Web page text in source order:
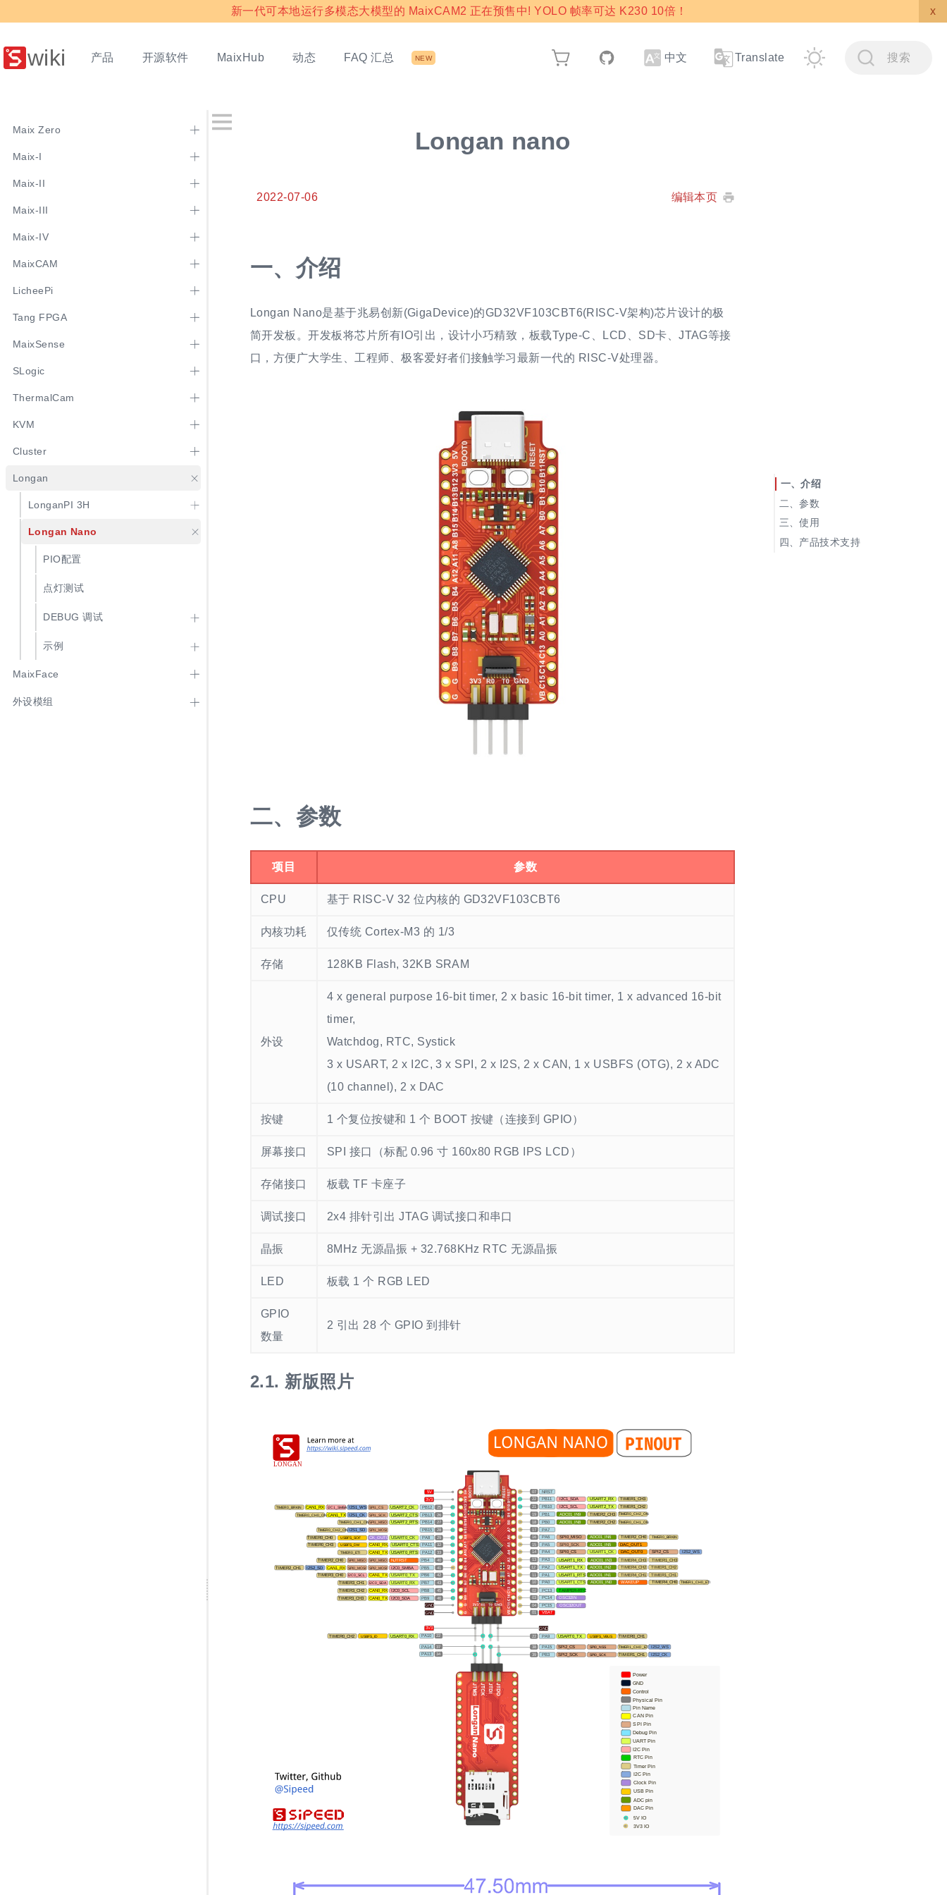
新一代可本地运行多模态大模型的 MaixCAM2 正在预售中! YOLO 帧率可达 K230 10倍！ x
wiki 产品 开源软件 MaixHub 动态 FAQ 汇总 NEW 中文 Translate 搜索
Maix Zero
Maix-I
Maix-II
Maix-III
Maix-IV
MaixCAM
LicheePi
Tang FPGA
MaixSense
SLogic
ThermalCam
KVM
Cluster
Longan
LonganPI 3H
Longan Nano
PIO配置
点灯测试
DEBUG 调试
示例
MaixFace
外设模组
Longan nano
2022-07-06 编辑本页
一、 介绍
Longan Nano是基于兆易创新(GigaDevice)的GD32VF103CBT6(RISC-V架构)芯片设计的极
简开发板。开发板将芯片所有IO引出，设计小巧精致，板载Type-C、LCD、SD卡、JTAG等接
口，方便广大学生、工程师、极客爱好者们接触学习最新一代的 RISC-V处理器。
二、 参数
项目 参数
CPU 基于 RISC-V 32 位内核的 GD32VF103CBT6
内核功耗 仅传统 Cortex-M3 的 1/3
存储 128KB Flash, 32KB SRAM
外设
4 x general purpose 16-bit timer, 2 x basic 16-bit timer, 1 x advanced 16-bit
timer,
Watchdog, RTC, Systick
3 x USART, 2 x I2C, 3 x SPI, 2 x I2S, 2 x CAN, 1 x USBFS (OTG), 2 x ADC
(10 channel), 2 x DAC
按键 1 个复位按键和 1 个 BOOT 按键（连接到 GPIO）
屏幕接口 SPI 接口（标配 0.96 寸 160x80 RGB IPS LCD）
存储接口 板载 TF 卡座子
调试接口 2x4 排针引出 JTAG 调试接口和串口
晶振 8MHz 无源晶振 + 32.768KHz RTC 无源晶振
LED 板载 1 个 RGB LED
GPIO
数量
2 引出 28 个 GPIO 到排针
2.1. 新版照片
介绍
参数
新版照片
旧版照片
使用
产品技术支持